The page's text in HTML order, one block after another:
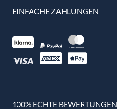
EINFACHE ZAHLUNGEN
100% ECHTE BEWERTUNGEN